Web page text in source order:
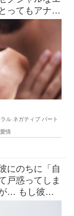
ってもアナタ
ル ネガティブ パート
愛情
にのちに「自
戸惑ってしま
… もし彼が